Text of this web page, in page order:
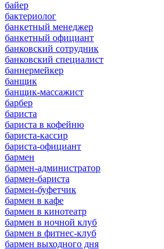
байер
бактериолог
банкетный менеджер
банкетный официант
банковский сотрудник
банковский специалист
баннермейкер
банщик
банщик-массажист
барбер
бариста
бариста в кофейню
бариста-кассир
бариста-официант
бармен
бармен-администратор
бармен-бариста
бармен-буфетчик
бармен в кафе
бармен в кинотеатр
бармен в ночной клуб
бармен в фитнес-клуб
бармен выходного дня